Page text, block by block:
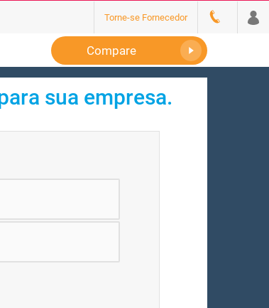
Torne-se Fornecedor
Compare
sua empresa.